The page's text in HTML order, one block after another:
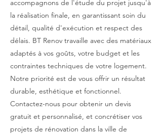
accompagnons de l'étude du projet jusqu'à
la réalisation finale, en garantissant soin du
détail, qualité d'exécution et respect des
délais. BT Renov travaille avec des matériaux
adaptés à vos goûts, votre budget et les
contraintes techniques de votre logement.
Notre priorité est de vous offrir un résultat
durable, esthétique et fonctionnel.
Contactez-nous pour obtenir un devis
gratuit et personnalisé, et concrétiser vos
projets de rénovation dans la ville de